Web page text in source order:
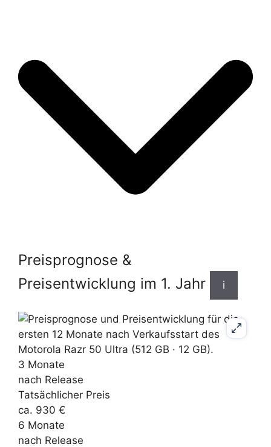
Preisprognose &
Preisentwicklung im 1. Jahr
i
3 Monate
nach Release
Tatsächlicher Preis
ca. 930 €
6 Monate
nach Release